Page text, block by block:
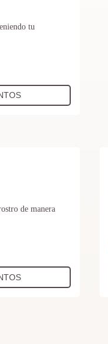
tu
de manera